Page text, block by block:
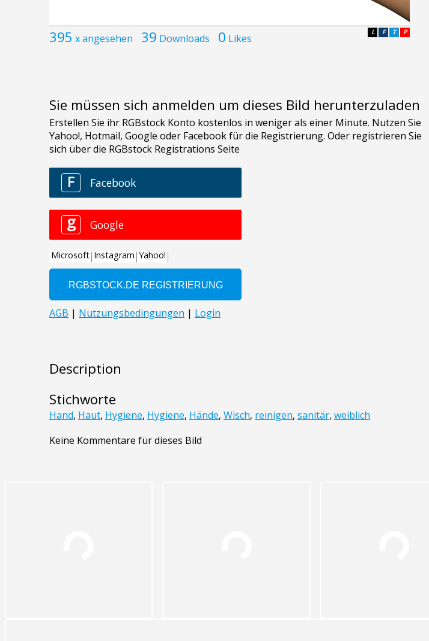
395 x angesehen 39 Downloads 0 Likes P
T
F
L
Sie müssen sich anmelden um dieses Bild herunterzuladen
Description
Stichworte
Hand, Haut, Hygiene, Hygiene, Hände, Wisch, reinigen, sanitär, weiblich
Keine Kommentare für dieses Bild